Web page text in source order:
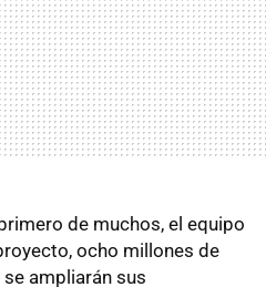
de muchos, el equipo
ocho millones de
ampliarán sus